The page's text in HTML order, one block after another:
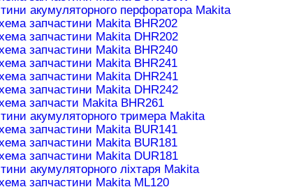
акумуляторного перфоратора Makita
запчастини Makita BHR202
запчастини Makita DHR202
запчастини Makita BHR240
запчастини Makita BHR241
запчастини Makita DHR241
запчастини Makita DHR242
запчасти Makita BHR261
акумуляторного тримера Makita
запчастини Makita BUR141
запчастини Makita BUR181
запчастини Makita DUR181
акумуляторного ліхтаря Makita
запчастини Makita ML120